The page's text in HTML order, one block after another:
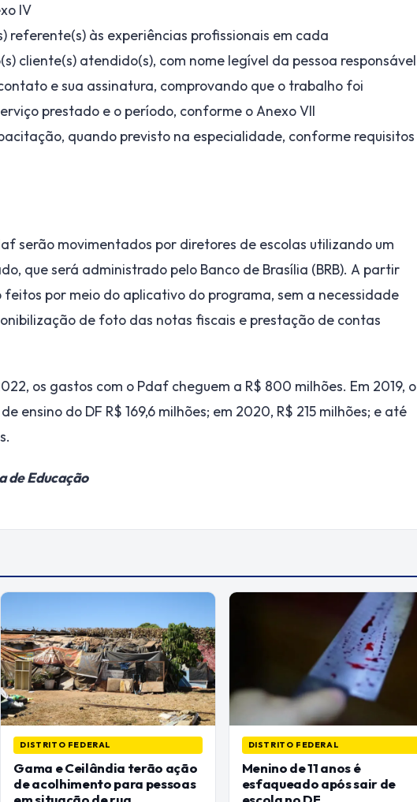
IV
referente(s) às experiências profissionais em cada
cliente(s) atendido(s), com nome legível da pessoa responsável
e sua assinatura, comprovando que o trabalho foi
prestado e o período, conforme o Anexo VII
quando previsto na especialidade, conforme requisitos
serão movimentados por diretores de escolas utilizando um
que será administrado pelo Banco de Brasília (BRB). A partir
por meio do aplicativo do programa, sem a necessidade
de foto das notas fiscais e prestação de contas
os gastos com o Pdaf cheguem a R$ 800 milhões. Em 2019, o
ensino do DF R$ 169,6 milhões; em 2020, R$ 215 milhões; e até
de Educação
DISTRITO FEDERAL
Gama e Ceilândia terão ação
de acolhimento para pessoas
DISTRITO FEDERAL
Menino de 11 anos é
esfaqueado após sair de